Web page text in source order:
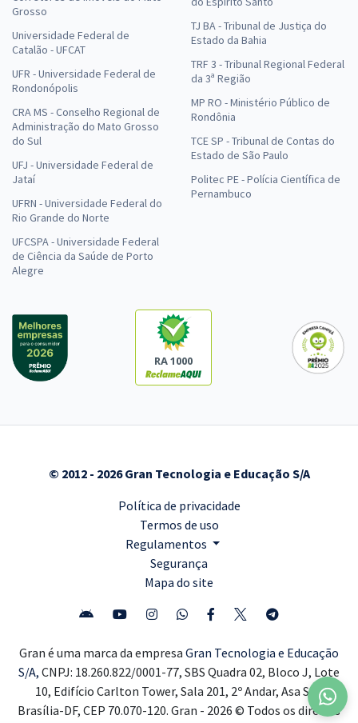
Grosso
Universidade Federal de
Catalão - UFCAT
UFR - Universidade Federal de
Rondonópolis
CRA MS - Conselho Regional de
Administração do Mato Grosso
do Sul
UFJ - Universidade Federal de
Jataí
UFRN - Universidade Federal do
Rio Grande do Norte
UFCSPA - Universidade Federal
de Ciência da Saúde de Porto
Alegre
TJ BA - Tribunal de Justiça do
Estado da Bahia
TRF 3 - Tribunal Regional Federal
da 3ª Região
MP RO - Ministério Público de
Rondônia
TCE SP - Tribunal de Contas do
Estado de São Paulo
Politec PE - Polícia Científica de
Pernambuco
RA 1000
© 2012 - 2026 Gran Tecnologia e Educação S/A
Política de privacidade
Termos de uso
Regulamentos
Segurança
Mapa do site
Gran é uma marca da empresa Gran Tecnologia e Educação
S/A, CNPJ: 18.260.822/0001-77, SBS Quadra 02, Bloco J, Lote
10, Edifício Carlton Tower, Sala 201, 2º Andar, Asa Sul,
Brasília-DF, CEP 70.070-120. Gran - 2026 © Todos os direitos